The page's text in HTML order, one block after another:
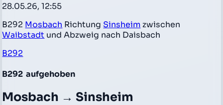
28.05.26, 12:55
B292 Mosbach Richtung Sinsheim zwischen
Waibstadt und Abzweig nach Daisbach
B292
B292 aufgehoben
Mosbach → Sinsheim